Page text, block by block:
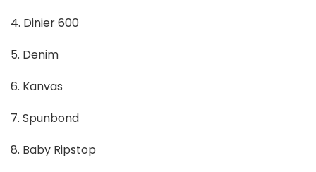
4. Dinier 600
5. Denim
6. Kanvas
7. Spunbond
8. Baby Ripstop